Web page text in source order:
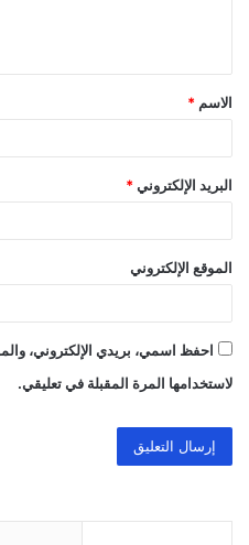
ق
*
الاسم *
البريد الإلكتروني *
الموقع الإلكتروني
احفظ اسمي، بريدي الإلكتروني،
لاستخدامها المرة المقبلة في تعليقي.